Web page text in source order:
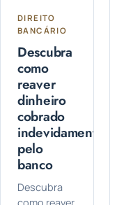
DIREITO
BANCÁRIO
Descubra
como
reaver
dinheiro
cobrado
indevidamente
pelo
banco
Descubra